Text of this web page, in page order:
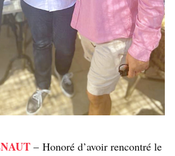
– Honoré d’avoir rencontré le